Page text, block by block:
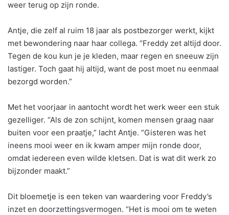
weer terug op zijn ronde.
Antje, die zelf al ruim 18 jaar als postbezorger werkt, kijkt
met bewondering naar haar collega. “Freddy zet altijd door.
Tegen de kou kun je je kleden, maar regen en sneeuw zijn
lastiger. Toch gaat hij altijd, want de post moet nu eenmaal
bezorgd worden.”
Met het voorjaar in aantocht wordt het werk weer een stuk
gezelliger. “Als de zon schijnt, komen mensen graag naar
buiten voor een praatje,” lacht Antje. “Gisteren was het
ineens mooi weer en ik kwam amper mijn ronde door,
omdat iedereen even wilde kletsen. Dat is wat dit werk zo
bijzonder maakt.”
Dit bloemetje is een teken van waardering voor Freddy’s
inzet en doorzettingsvermogen. “Het is mooi om te weten